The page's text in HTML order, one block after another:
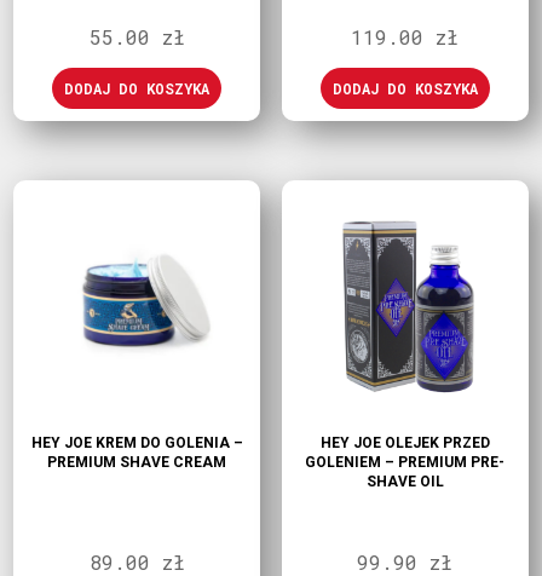
55.00 zł
DODAJ DO KOSZYKA
119.00 zł
DODAJ DO KOSZYKA
HEY JOE KREM DO GOLENIA –
PREMIUM SHAVE CREAM
89.00 zł
HEY JOE OLEJEK PRZED
GOLENIEM – PREMIUM PRE-
SHAVE OIL
99.90 zł